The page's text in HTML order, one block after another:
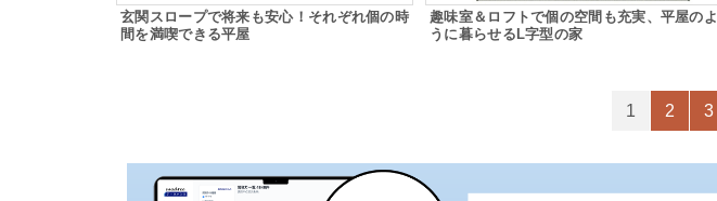
玄関スロープで将来も安心！それぞれ個の時
間を満喫できる平屋
趣味室＆ロフトで個の空間も充実、平屋のよ
うに暮らせるL字型の家
1 2 3